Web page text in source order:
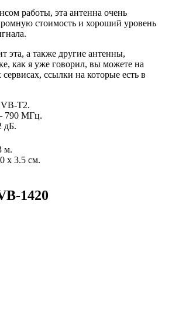
работы, эта антенна очень
стоимость и хороший уровень
эта, а также другие антенны,
как я уже говорил, вы можете на
ссылки на которые есть в
T2.
790 МГц.
дБ.
м.
х 3.5 см.
1420